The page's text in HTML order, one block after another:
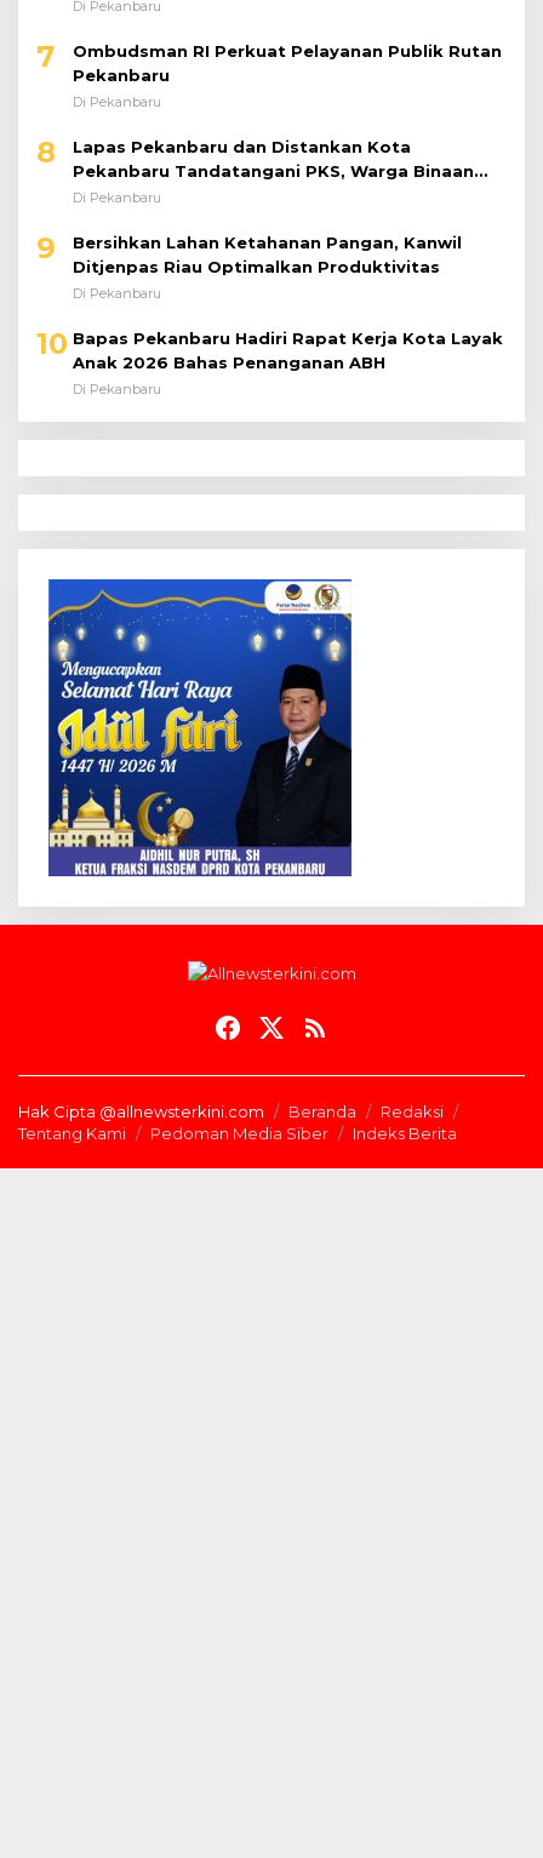
Di Pekanbaru
7
Ombudsman RI Perkuat Pelayanan Publik Rutan
Pekanbaru
Di Pekanbaru
8
Lapas Pekanbaru dan Distankan Kota
Pekanbaru Tandatangani PKS, Warga Binaan
Dibekali Keterampilan Peternakan Ayam Petelur
Di Pekanbaru
9
Bersihkan Lahan Ketahanan Pangan, Kanwil
Ditjenpas Riau Optimalkan Produktivitas
Di Pekanbaru
10 Bapas Pekanbaru Hadiri Rapat Kerja Kota Layak
Anak 2026 Bahas Penanganan ABH
Di Pekanbaru
Hak Cipta @allnewsterkini.com Beranda
Redaksi
Tentang Kami
Pedoman Media Siber Indeks Berita